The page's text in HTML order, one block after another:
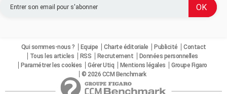
Qui sommes-nous ? Equipe Charte éditoriale Publicité
Contact
Tous les articles
RSS Recrutement
Données personnelles
Paramétrer les cookies
Gérer Utiq Mentions légales
Groupe Figaro
© 2026 CCM Benchmark